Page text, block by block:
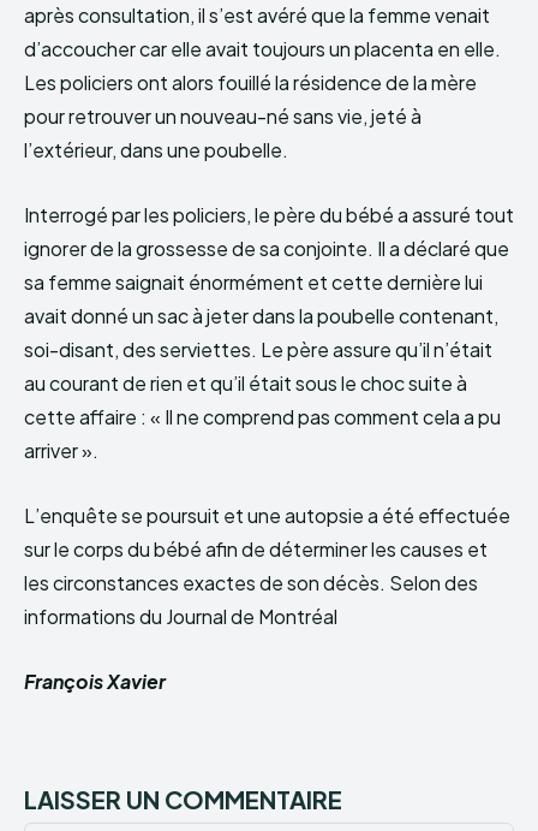
après consultation, il s’est avéré que la femme venait
d’accoucher car elle avait toujours un placenta en elle.
Les policiers ont alors fouillé la résidence de la mère
pour retrouver un nouveau-né sans vie, jeté à
l’extérieur, dans une poubelle.
Interrogé par les policiers, le père du bébé a assuré tout
ignorer de la grossesse de sa conjointe. Il a déclaré que
sa femme saignait énormément et cette dernière lui
avait donné un sac à jeter dans la poubelle contenant,
soi-disant, des serviettes. Le père assure qu’il n’était
au courant de rien et qu’il était sous le choc suite à
cette affaire : « Il ne comprend pas comment cela a pu
arriver ».
L’enquête se poursuit et une autopsie a été effectuée
sur le corps du bébé afin de déterminer les causes et
les circonstances exactes de son décès. Selon des
informations du Journal de Montréal
François Xavier
LAISSER UN COMMENTAIRE